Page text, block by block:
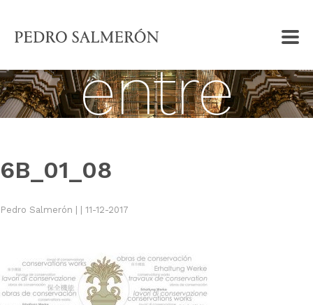
entre
andamios
6B_01_08
Pedro Salmerón | | 11-12-2017